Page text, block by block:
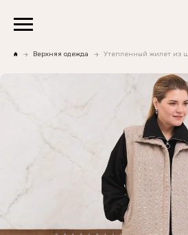
Верхняя одежда